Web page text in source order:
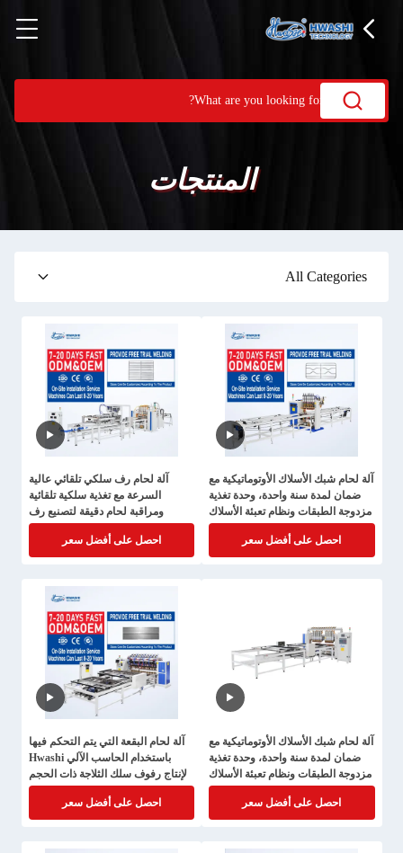
المنتجات
All Categories
آلة لحام شبك الأسلاك الأوتوماتيكية مع
ضمان لمدة سنة واحدة، وحدة تغذية
مزدوجة الطبقات ونظام تعبئة الأسلاك
الأوتوماتيكي
احصل على أفضل سعر
آلة لحام رف سلكي تلقائي عالية
السرعة مع تغذية سلكية تلقائية
ومراقبة لحام دقيقة لتصنيع رف
احصل على أفضل سعر
آلة لحام شبك الأسلاك الأوتوماتيكية مع
ضمان لمدة سنة واحدة، وحدة تغذية
مزدوجة الطبقات ونظام تعبئة الأسلاك
الأوتوماتيكي
احصل على أفضل سعر
آلة لحام البقعة التي يتم التحكم فيها
باستخدام الحاسب الآلي Hwashi
لإنتاج رفوف سلك الثلاجة ذات الحجم
الكبير مع نظام تبريد المياه
احصل على أفضل سعر